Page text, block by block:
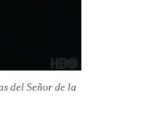
del Señor de la